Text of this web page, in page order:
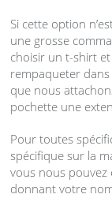
Si cette option
une grosse
choisir un t-shirt
rempaqueter
que nous
pochette une
Pour toutes
spécifique sur la
vous nous pouvez
donnant votre